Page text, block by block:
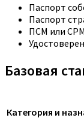
Паспорт
Паспорт
ПСМ или
Базовая
Категория и